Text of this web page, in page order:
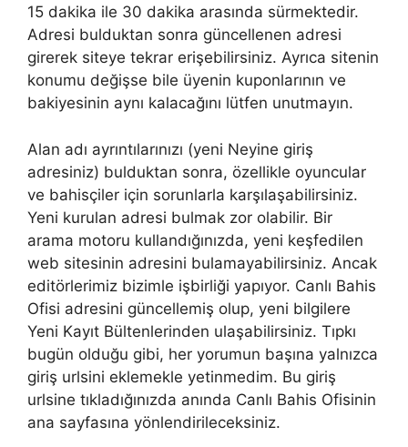
15 dakika ile 30 dakika arasında sürmektedir.
Adresi bulduktan sonra güncellenen adresi
girerek siteye tekrar erişebilirsiniz. Ayrıca sitenin
konumu değişse bile üyenin kuponlarının ve
bakiyesinin aynı kalacağını lütfen unutmayın.
Alan adı ayrıntılarınızı (yeni Neyine giriş
adresiniz) bulduktan sonra, özellikle oyuncular
ve bahisçiler için sorunlarla karşılaşabilirsiniz.
Yeni kurulan adresi bulmak zor olabilir. Bir
arama motoru kullandığınızda, yeni keşfedilen
web sitesinin adresini bulamayabilirsiniz. Ancak
editörlerimiz bizimle işbirliği yapıyor. Canlı Bahis
Ofisi adresini güncellemiş olup, yeni bilgilere
Yeni Kayıt Bültenlerinden ulaşabilirsiniz. Tıpkı
bugün olduğu gibi, her yorumun başına yalnızca
giriş urlsini eklemekle yetinmedim. Bu giriş
urlsine tıkladığınızda anında Canlı Bahis Ofisinin
ana sayfasına yönlendirileceksiniz.